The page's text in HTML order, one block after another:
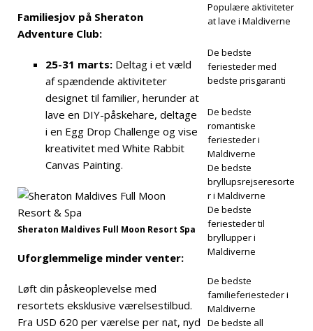
Familiesjov på Sheraton
Adventure Club:
25-31 marts: Deltag i et væld
af spændende aktiviteter
designet til familier, herunder at
lave en DIY-påskehare, deltage
i en Egg Drop Challenge og vise
kreativitet med White Rabbit
Canvas Painting.
Sheraton Maldives Full Moon Resort Spa
Uforglemmelige minder venter:
Løft din påskeoplevelse med
resortets eksklusive værelsestilbud.
Fra USD 620 per værelse per nat, nyd
Populære aktiviteter
at lave i Maldiverne
De bedste
feriesteder med
bedste prisgaranti
De bedste
romantiske
feriesteder i
Maldiverne
De bedste
bryllupsrejseresorte
r i Maldiverne
De bedste
feriesteder til
bryllupper i
Maldiverne
De bedste
familieferiesteder i
Maldiverne
De bedste all